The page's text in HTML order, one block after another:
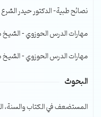
الصوت.نصائح طبية- الدكتور حيدر الشرع –
مهارات الدرس الحوزوي – الشيخ
مهارات الدرس الحوزوي – الشيخ
البحوث
المستضعف في الكتاب والسنة،